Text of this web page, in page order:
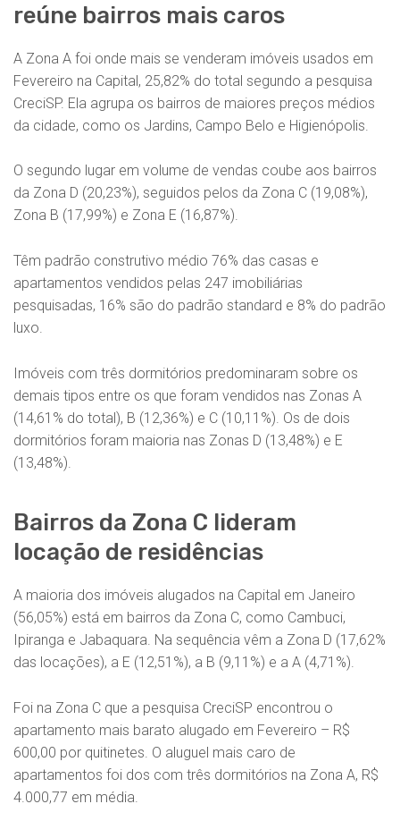
reúne bairros mais caros
A Zona A foi onde mais se venderam imóveis usados em
Fevereiro na Capital, 25,82% do total segundo a pesquisa
CreciSP. Ela agrupa os bairros de maiores preços médios
da cidade, como os Jardins, Campo Belo e Higienópolis.
O segundo lugar em volume de vendas coube aos bairros
da Zona D (20,23%), seguidos pelos da Zona C (19,08%),
Zona B (17,99%) e Zona E (16,87%).
Têm padrão construtivo médio 76% das casas e
apartamentos vendidos pelas 247 imobiliárias
pesquisadas, 16% são do padrão standard e 8% do padrão
luxo.
Imóveis com três dormitórios predominaram sobre os
demais tipos entre os que foram vendidos nas Zonas A
(14,61% do total), B (12,36%) e C (10,11%). Os de dois
dormitórios foram maioria nas Zonas D (13,48%) e E
(13,48%).
Bairros da Zona C lideram
locação de residências
A maioria dos imóveis alugados na Capital em Janeiro
(56,05%) está em bairros da Zona C, como Cambuci,
Ipiranga e Jabaquara. Na sequência vêm a Zona D (17,62%
das locações), a E (12,51%), a B (9,11%) e a A (4,71%).
Foi na Zona C que a pesquisa CreciSP encontrou o
apartamento mais barato alugado em Fevereiro – R$
600,00 por quitinetes. O aluguel mais caro de
apartamentos foi dos com três dormitórios na Zona A, R$
4.000,77 em média.